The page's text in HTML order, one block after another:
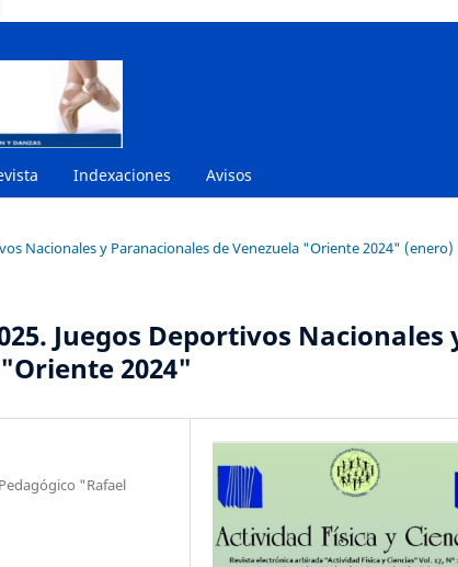
Indexaciones Avisos
Nacionales y Paranacionales de Venezuela "Oriente 2024" (enero)
Juegos Deportivos Nacionales
2024"
"Rafael